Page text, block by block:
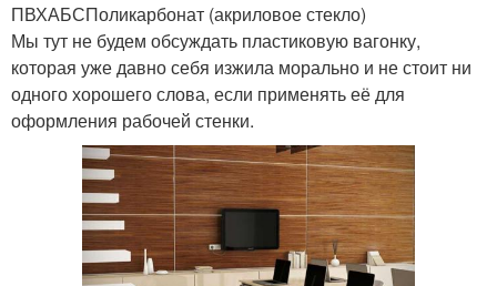
ПВХАБСПоликарбонат (акриловое стекло)
Мы тут не будем обсуждать пластиковую вагонку,
которая уже давно себя изжила морально и не стоит ни
одного хорошего слова, если применять её для
оформления рабочей стенки.